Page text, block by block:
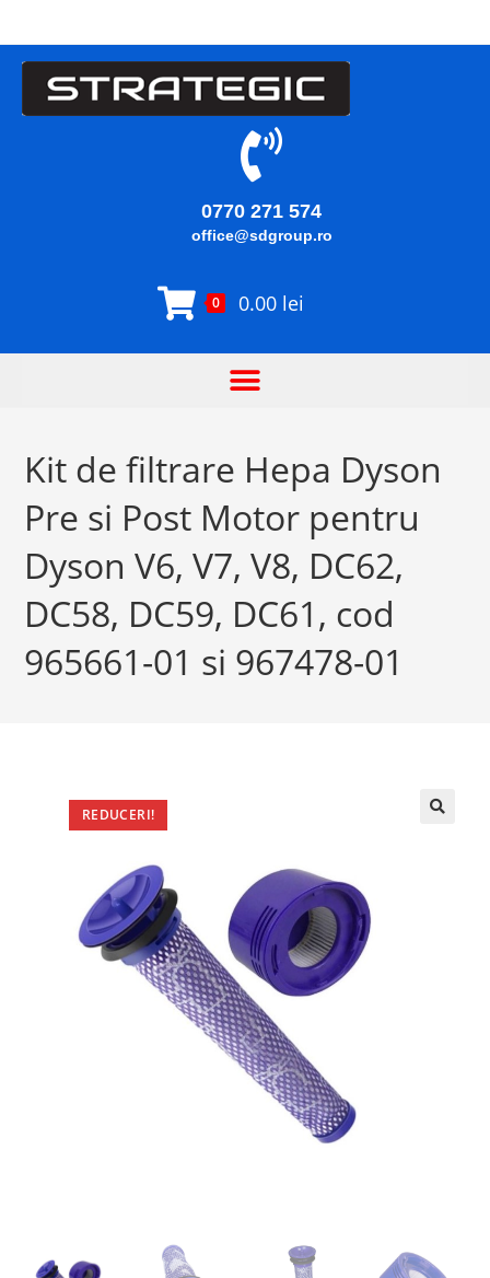
0770 271 574
office@sdgroup.ro
0 0.00 lei
Kit de filtrare Hepa Dyson
Pre si Post Motor pentru
Dyson V6, V7, V8, DC62,
DC58, DC59, DC61, cod
965661-01 si 967478-01
REDUCERI!